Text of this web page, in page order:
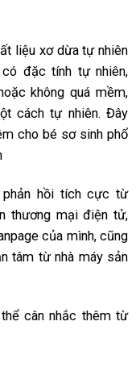
liệu xơ dừa tự nhiên
đặc tính tự nhiên,
không quá mềm,
cách tự nhiên. Đây
cho bé sơ sinh phổ
hồi tích cực từ
thương mại điện tử,
của mình, cũng
tâm từ nhà máy sản
cân nhắc thêm từ